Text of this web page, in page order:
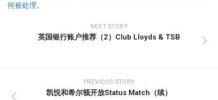
何被处理。
NEXT STORY
英国银行账户推荐（2）Club Lloyds & TSB
PREVIOUS STORY
凯悦和希尔顿开放Status Match（续）